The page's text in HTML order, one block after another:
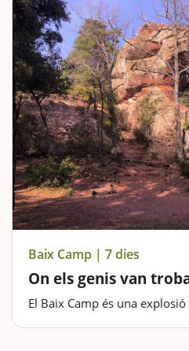
Baix Camp | 7 dies
On els genis van
El Baix Camp és una